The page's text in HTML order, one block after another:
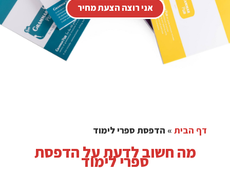
אני רוצה הצעת מחיר
דף הבית» הדפסת ספרי לימוד
מה חשוב לדעת על הדפסת
ספרי לימוד